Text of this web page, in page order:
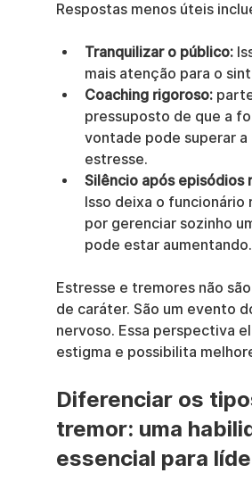
Respostas menos úteis
Tranquilizar o público:
mais atenção para o
Coaching rigoroso:
pressuposto de que a
vontade pode superar
estresse.
Silêncio após episódios
Isso deixa o funcionário
por gerenciar sozinho
pode estar aumentando.
Estresse e tremores não
de caráter. São um evento
nervoso. Essa perspectiva
estigma e possibilita
Diferenciar os
tremor: uma
essencial para